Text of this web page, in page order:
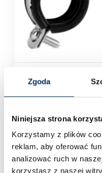
Zgoda
Niniejsza strona
Korzystamy z plików
reklam, aby oferować
analizować ruch w
korzystasz z naszej
Obejma do rur z
zakres średnicy rur